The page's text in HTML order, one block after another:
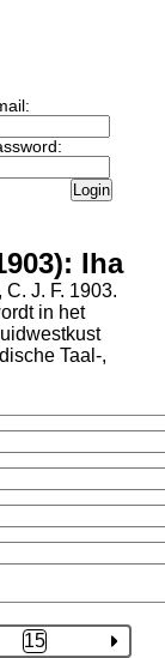
Login
Iha
J. F. 1903.
in het
Taal-,
15